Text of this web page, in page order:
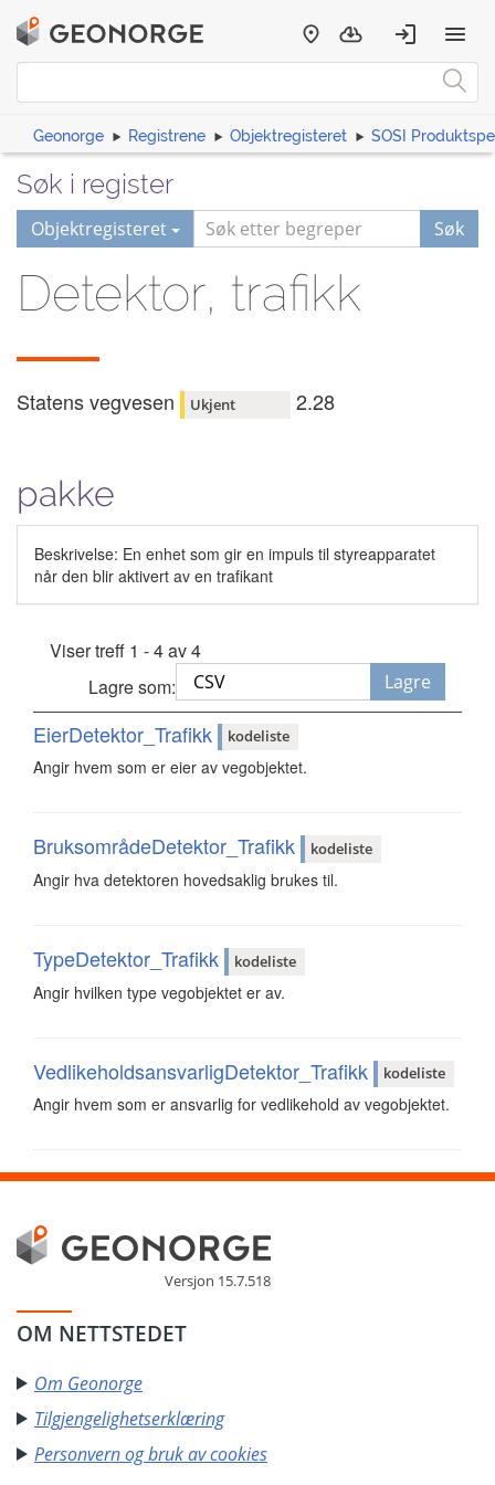
Geonorge Registrene Objektregisteret SOSI
Søk i register
Objektregisteret Søk
Detektor, trafikk
Statens vegvesen Ukjent 2.28
pakke
Beskrivelse: En enhet som gir en impuls til styreapparatet
når den blir aktivert av en trafikant
Viser treff 1 - 4 av 4
Lagre som:
Lagre
EierDetektor_Trafikk kodeliste
Angir hvem som er eier av vegobjektet.
BruksområdeDetektor_Trafikk kodeliste
Angir hva detektoren hovedsaklig brukes til.
TypeDetektor_Trafikk kodeliste
Angir hvilken type vegobjektet er av.
VedlikeholdsansvarligDetektor_Trafikk kodeliste
Angir hvem som er ansvarlig for vedlikehold av vegobjektet.